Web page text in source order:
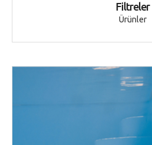
Filtreler
Ürünler